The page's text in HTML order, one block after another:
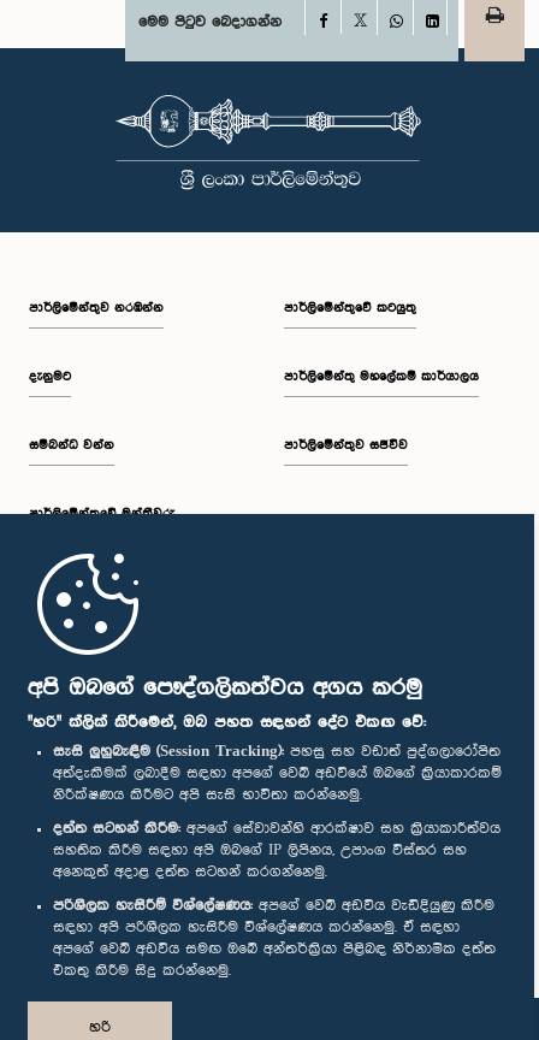
අපි ඔබගේ පෞද්ගලිකත්වය අගය කරමු
"හරි" ක්ලික් කිරීමෙන්, ඔබ පහත සඳහන් දේට එකඟ වේ:
සැසි ලුහුබැඳීම (Session Tracking): පහසු සහ වඩාත් පුද්ගලාරෝපිත
අත්දැකීමක් ලබාදීම සඳහා අපගේ වෙබ් අඩවියේ ඔබගේ ක්‍රියාකාරකම්
නිරීක්ෂණය කිරීමට අපි සැසි භාවිතා කරන්නෙමු.
දත්ත සටහන් කිරීම: අපගේ සේවාවන්හි ආරක්ෂාව සහ ක්‍රියාකාරීත්වය
සහතික කිරීම සඳහා අපි ඔබගේ IP ලිපිනය, උපාංග විස්තර සහ
අනෙකුත් අදාළ දත්ත සටහන් කරගන්නෙමු.
පරිශීලක හැසිරීම් විශ්ලේෂණය: අපගේ වෙබ් අඩවිය වැඩිදියුණු කිරීම
සඳහා අපි පරිශීලක හැසිරීම විශ්ලේෂණය කරන්නෙමු. ඒ සඳහා
අපගේ වෙබ් අඩවිය සමඟ ඔබේ අන්තර්ක්‍රියා පිළිබඳ නිර්නාමික දත්ත
එකතු කිරීම සිදු කරන්නෙමු.
හරි
මෙම පිටුව බෙදාගන්න Facebook
WhatsAppLinkedIn
පාර්ලි‌මේන්තුව නරඹන්න
දැනුමට
සම්බන්ධ වන්න
පාර්ලි‌මේන්තුවේ මන්ත්‍රීවරු
මුල් පිටුව
පාර්ලිමේන්තුවේ කටයුතු
පාර්ලිමේන්තු මහලේකම් කාර්යාලය
පාර්ලිමේන්තුව සජීවීව
පාර්ලිමේන්තු ජංගම යෙදුම
අප හා සම්බන්ධ වී සිටින්න :
සම්මාන
පෞද්ගලිකත්ව ප්‍රතිපත්තිය